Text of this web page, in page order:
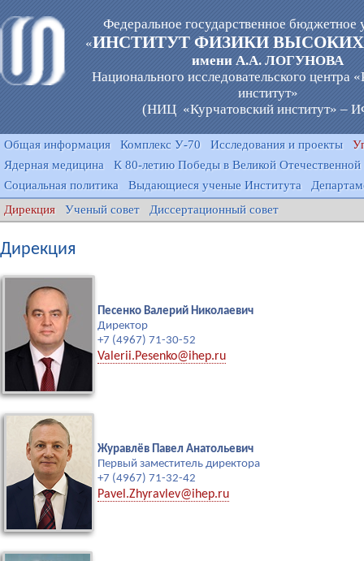
Федеральное государственное бюджетное
«ИНСТИТУТ ФИЗИКИ
имени А.А. ЛОГУНОВА
Национального исследовательского центра
институт»
(НИЦ «Курчатовский институт» –
Общая информация Комплекс У-70 Исследования и проекты
Ядерная медицина
К 80-летию Победы в Великой Отечественной
Социальная политика
Выдающиеся ученые Института
Дирекция
Ученый совет Диссертационный совет
Дирекция
Песенко Валерий Николаевич
Директор
+7 (4967) 71-30-52
Valerii.Pesenko@ihep.ru
Журавлёв Павел Анатольевич
Первый заместитель директора
+7 (4967) 71-32-42
Pavel.Zhyravlev@ihep.ru